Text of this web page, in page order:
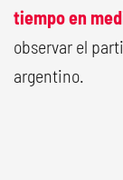
tiempo en
observar el
argentino.